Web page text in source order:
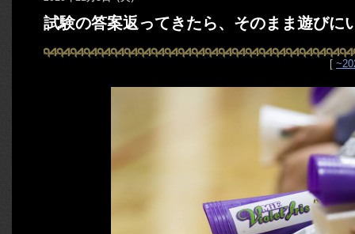
試験の答案返ってきたら、そのまま遊びに
[